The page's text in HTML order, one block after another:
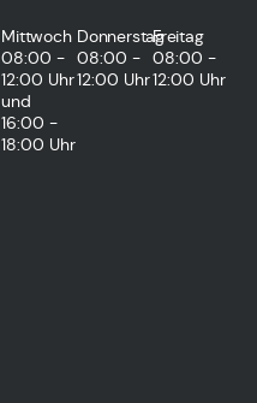
Mittwoch
08:00 -
12:00 Uhr
und
16:00 -
18:00 Uhr
Donnerstag
08:00 -
12:00 Uhr
Freitag
08:00 -
12:00 Uhr